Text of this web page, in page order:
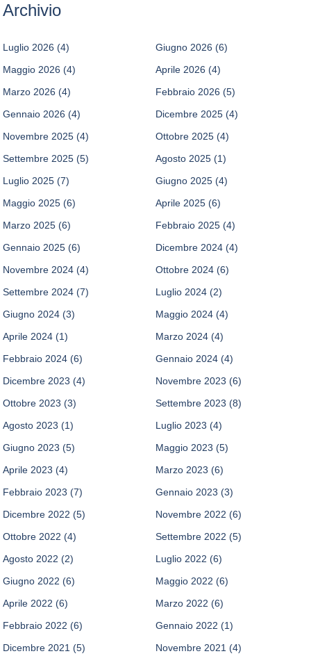
Archivio
Luglio 2026 (4) Giugno 2026 (6)
Maggio 2026 (4) Aprile 2026 (4)
Marzo 2026 (4) Febbraio 2026 (5)
Gennaio 2026 (4) Dicembre 2025 (4)
Novembre 2025 (4) Ottobre 2025 (4)
Settembre 2025 (5) Agosto 2025 (1)
Luglio 2025 (7) Giugno 2025 (4)
Maggio 2025 (6) Aprile 2025 (6)
Marzo 2025 (6) Febbraio 2025 (4)
Gennaio 2025 (6) Dicembre 2024 (4)
Novembre 2024 (4) Ottobre 2024 (6)
Settembre 2024 (7) Luglio 2024 (2)
Giugno 2024 (3) Maggio 2024 (4)
Aprile 2024 (1) Marzo 2024 (4)
Febbraio 2024 (6) Gennaio 2024 (4)
Dicembre 2023 (4) Novembre 2023 (6)
Ottobre 2023 (3) Settembre 2023 (8)
Agosto 2023 (1) Luglio 2023 (4)
Giugno 2023 (5) Maggio 2023 (5)
Aprile 2023 (4) Marzo 2023 (6)
Febbraio 2023 (7) Gennaio 2023 (3)
Dicembre 2022 (5) Novembre 2022 (6)
Ottobre 2022 (4) Settembre 2022 (5)
Agosto 2022 (2) Luglio 2022 (6)
Giugno 2022 (6) Maggio 2022 (6)
Aprile 2022 (6) Marzo 2022 (6)
Febbraio 2022 (6) Gennaio 2022 (1)
Dicembre 2021 (5) Novembre 2021 (4)